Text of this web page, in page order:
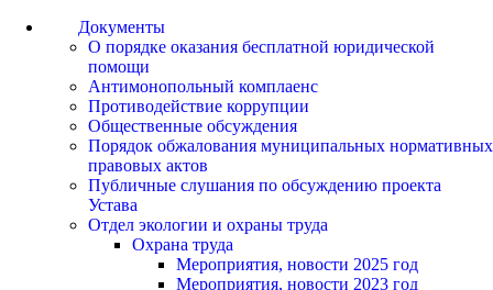
Документы
О порядке оказания бесплатной юридической
помощи
Антимонопольный комплаенс
Противодействие коррупции
Общественные обсуждения
Порядок обжалования муниципальных нормативных
правовых актов
Публичные слушания по обсуждению проекта
Устава
Отдел экологии и охраны труда
Охрана труда
Мероприятия, новости 2025 год
Мероприятия, новости 2023 год